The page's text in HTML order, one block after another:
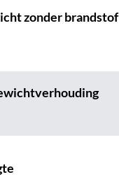
zonder brandstof